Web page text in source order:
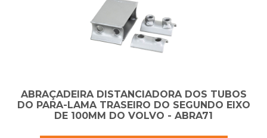
ABRAÇADEIRA DISTANCIADORA DOS TUBOS
DO PARA-LAMA TRASEIRO DO SEGUNDO EIXO
DE 100MM DO VOLVO - ABRA71